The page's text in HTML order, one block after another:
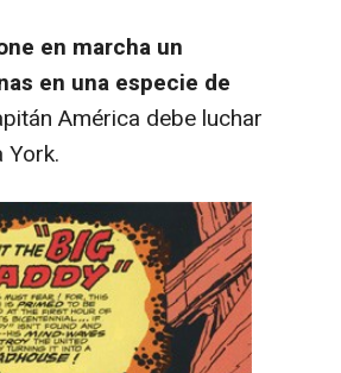
en marcha un
en una especie de
América debe luchar